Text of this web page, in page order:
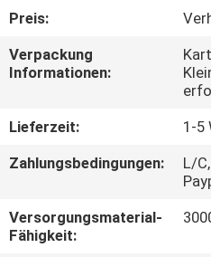
KONTAKT
MIT
NEUIGKEITEN
RECHTSSACHEN
Preis:
Verpackung
Informationen:
Lieferzeit:
1-5
Zahlungsbedingungen:
L/
Versorgungsmaterial-
Fähigkeit: